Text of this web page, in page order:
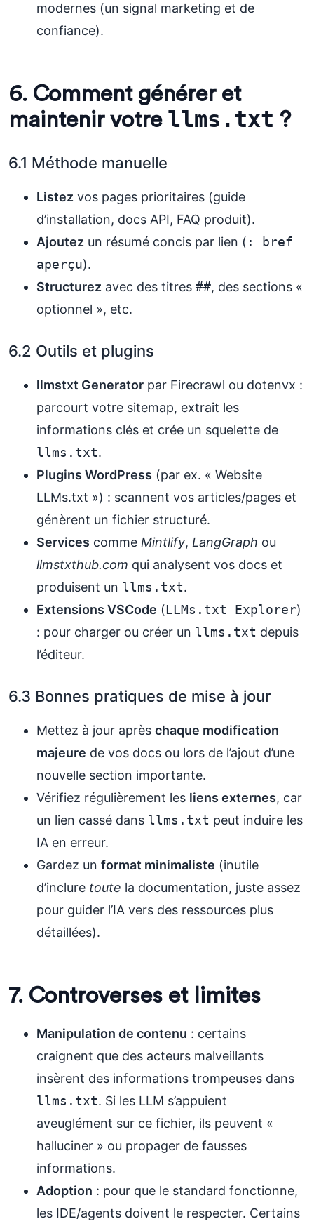
modernes (un signal marketing et de
confiance).
6. Comment générer et
maintenir votre llms.txt ?
6.1 Méthode manuelle
Listez vos pages prioritaires (guide
d’installation, docs API, FAQ produit).
Ajoutez un résumé concis par lien ( : bref
aperçu).
Structurez avec des titres ##, des sections «
optionnel », etc.
6.2 Outils et plugins
llmstxt Generator par Firecrawl ou dotenvx :
parcourt votre sitemap, extrait les
informations clés et crée un squelette de
llms.txt.
Plugins WordPress (par ex. « Website
LLMs.txt ») : scannent vos articles/pages et
génèrent un fichier structuré.
Services comme Mintlify, LangGraph ou
llmstxthub.com qui analysent vos docs et
produisent un llms.txt.
Extensions VSCode (LLMs.txt Explorer)
: pour charger ou créer un llms.txt depuis
l’éditeur.
6.3 Bonnes pratiques de mise à jour
Mettez à jour après chaque modification
majeure de vos docs ou lors de l’ajout d’une
nouvelle section importante.
Vérifiez régulièrement les liens externes, car
un lien cassé dans llms.txt peut induire les
IA en erreur.
Gardez un format minimaliste (inutile
d’inclure toute la documentation, juste assez
pour guider l’IA vers des ressources plus
détaillées).
7. Controverses et limites
Manipulation de contenu : certains
craignent que des acteurs malveillants
insèrent des informations trompeuses dans
llms.txt. Si les LLM s’appuient
aveuglément sur ce fichier, ils peuvent «
halluciner » ou propager de fausses
informations.
Adoption : pour que le standard fonctionne,
les IDE/agents doivent le respecter. Certains